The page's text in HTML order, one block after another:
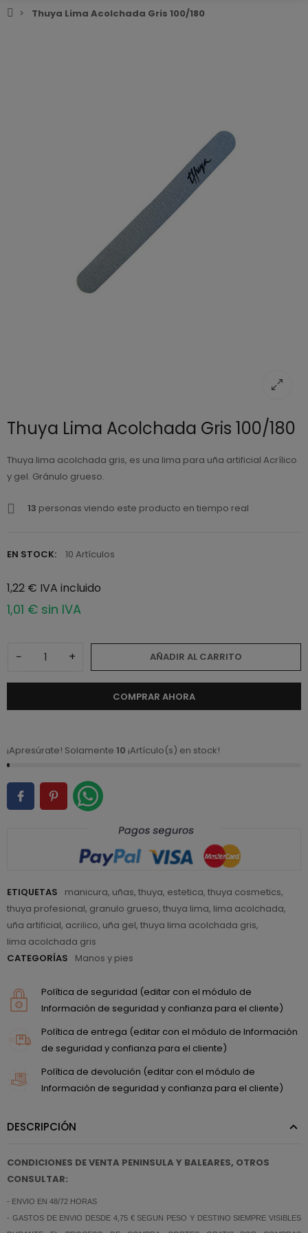
Thuya Lima Acolchada Gris 100/180
Thuya Lima Acolchada Gris 100/180
Thuya lima acolchada gris, es una lima para uña artificial Acrílico
y gel. Gránulo grueso.
13 personas viendo este producto en tiempo real
EN STOCK: 10 Artículos
1,22 € IVA incluido
1,01 € sin IVA
− + AÑADIR AL CARRITO
COMPRAR AHORA
¡Apresúrate! Solamente 10 ¡Artículo(s) en stock!
ETIQUETAS manicura, uñas, thuya, estetica, thuya cosmetics,
thuya profesional, granulo grueso, thuya lima, lima acolchada,
uña artificial, acrilico, uña gel, thuya lima acolchada gris,
lima acolchada gris
CATEGORÍAS
Manos y pies
Política de seguridad (editar con el módulo de
Información de seguridad y confianza para el cliente)
Política de entrega (editar con el módulo de Información
de seguridad y confianza para el cliente)
Política de devolución (editar con el módulo de
Información de seguridad y confianza para el cliente)
DESCRIPCIÓN
CONDICIONES DE VENTA PENINSULA Y BALEARES, OTROS
CONSULTAR:
- ENVIO EN 48/72 HORAS
- GASTOS DE ENVIO DESDE 4,75 € SEGUN PESO Y DESTINO SIEMPRE VISIBLES